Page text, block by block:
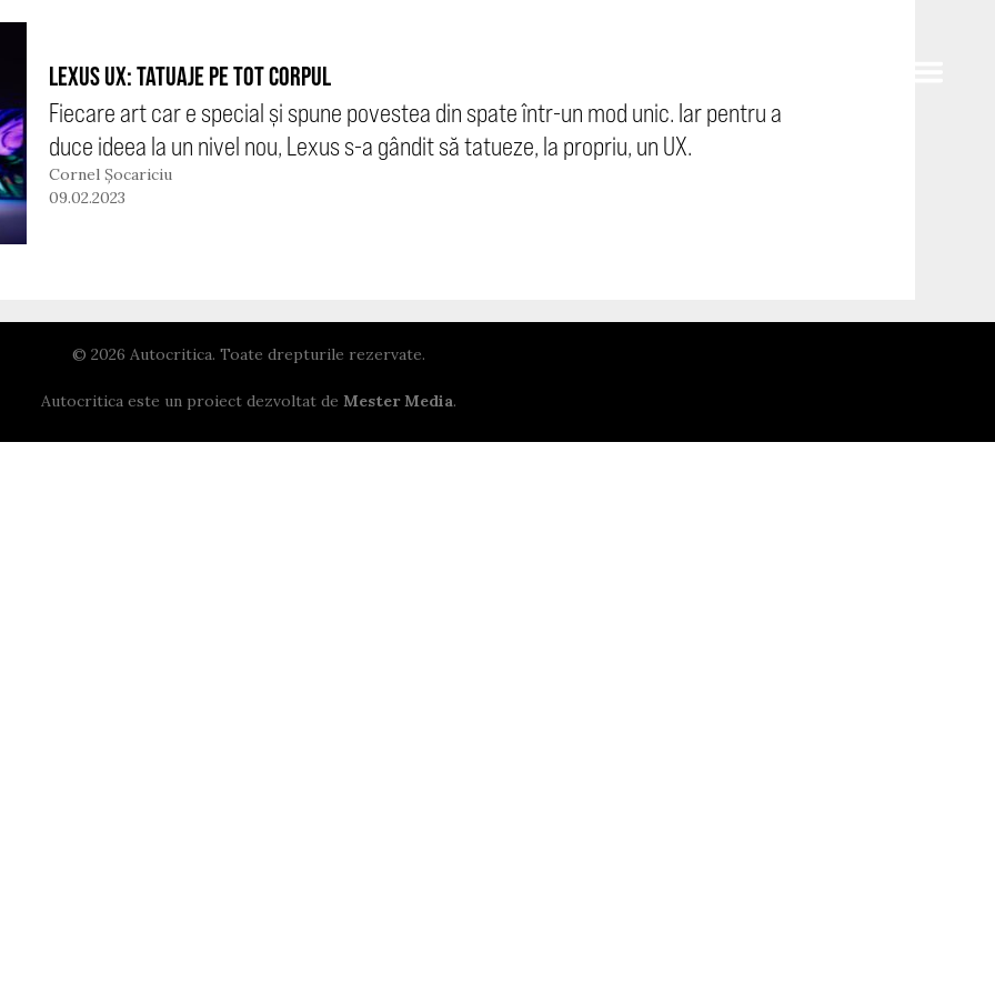
LEXUS UX: TATUAJE PE TOT CORPUL
Fiecare art car e special și spune povestea din spate într-un mod unic. Iar pentru a
duce ideea la un nivel nou, Lexus s-a gândit să tatueze, la propriu, un UX.
Cornel Șocariciu
09.02.2023
© 2026 Autocritica. Toate drepturile rezervate.
Autocritica este un proiect dezvoltat de Mester Media.